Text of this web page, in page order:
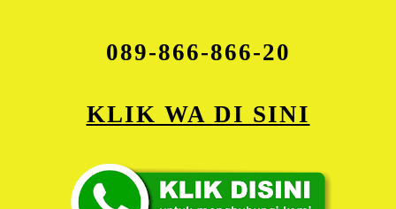
089-866-866-20
KLIK WA DI SINI